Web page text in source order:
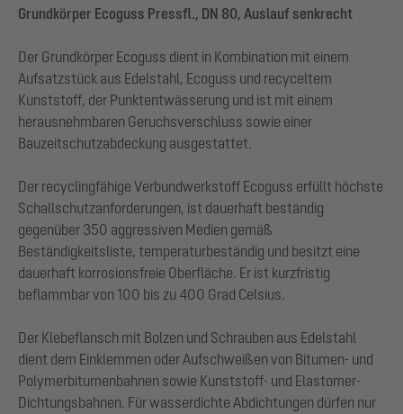
Grundkörper Ecoguss Pressfl., DN 80, Auslauf senkrecht
Der Grundkörper Ecoguss dient in Kombination mit einem
Aufsatzstück aus Edelstahl, Ecoguss und recyceltem
Kunststoff, der Punktentwässerung und ist mit einem
herausnehmbaren Geruchsverschluss sowie einer
Bauzeitschutzabdeckung ausgestattet.
Der recyclingfähige Verbundwerkstoff Ecoguss erfüllt höchste
Schallschutzanforderungen, ist dauerhaft beständig
gegenüber 350 aggressiven Medien gemäß
Beständigkeitsliste, temperaturbeständig und besitzt eine
dauerhaft korrosionsfreie Oberfläche. Er ist kurzfristig
beflammbar von 100 bis zu 400 Grad Celsius.
Der Klebeflansch mit Bolzen und Schrauben aus Edelstahl
dient dem Einklemmen oder Aufschweißen von Bitumen- und
Polymerbitumenbahnen sowie Kunststoff- und Elastomer-
Dichtungsbahnen. Für wasserdichte Abdichtungen dürfen nur